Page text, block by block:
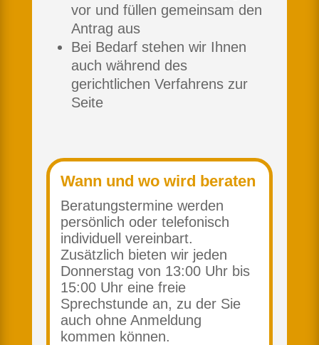
vor und füllen gemeinsam den
Antrag aus
Bei Bedarf stehen wir Ihnen
auch während des
gerichtlichen Verfahrens zur
Seite
Wann und wo wird beraten
Beratungstermine werden
persönlich oder telefonisch
individuell vereinbart.
Zusätzlich bieten wir jeden
Donnerstag von 13:00 Uhr bis
15:00 Uhr eine freie
Sprechstunde an, zu der Sie
auch ohne Anmeldung
kommen können.